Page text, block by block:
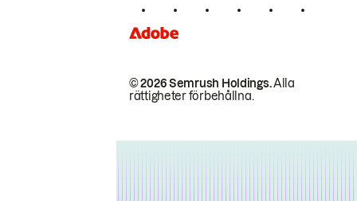
© 2026 Semrush Holdings.Alla
rättigheter förbehållna.